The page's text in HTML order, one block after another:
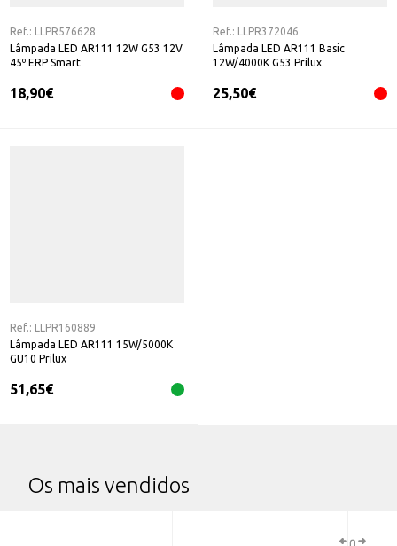
Ref.:
LLPR576628
Lâmpada LED AR111 12W G53 12V
45º ERP Smart
18,90€
Ref.:
LLPR372046
Lâmpada LED AR111 Basic
12W/4000K G53 Prilux
25,50€
Ref.:
LLPR160889
Lâmpada LED AR111 15W/5000K
GU10 Prilux
51,65€
Os mais vendidos